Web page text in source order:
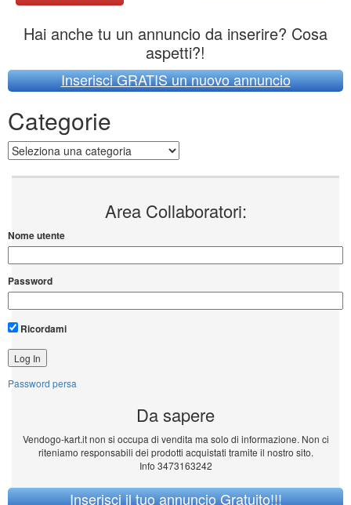
Hai anche tu un annuncio da inserire? Cosa
aspetti?!
Inserisci GRATIS un nuovo annuncio
Categorie
Categorie
Area Collaboratori:
Nome utente
Password
Ricordami
Password persa
Da sapere
Vendogo-kart.it non si occupa di vendita ma solo di informazione. Non ci
riteniamo responsabili dei prodotti acquistati tramite il nostro sito.
Info 3473163242
Inserisci il tuo annuncio Gratuito!!!